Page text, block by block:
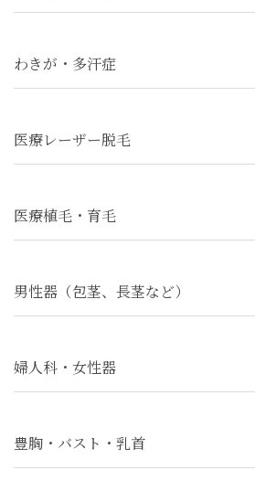
わきが・多汗症
医療レーザー脱毛
医療植毛・育毛
男性器（包茎、長茎など）
婦人科・女性器
豊胸・バスト・乳首